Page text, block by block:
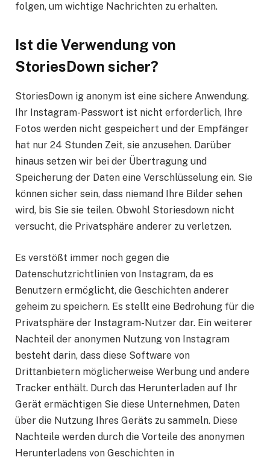
folgen, um wichtige Nachrichten zu erhalten.
Ist die Verwendung von
StoriesDown sicher?
StoriesDown ig anonym ist eine sichere Anwendung.
Ihr Instagram-Passwort ist nicht erforderlich, Ihre
Fotos werden nicht gespeichert und der Empfänger
hat nur 24 Stunden Zeit, sie anzusehen. Darüber
hinaus setzen wir bei der Übertragung und
Speicherung der Daten eine Verschlüsselung ein. Sie
können sicher sein, dass niemand Ihre Bilder sehen
wird, bis Sie sie teilen. Obwohl Storiesdown nicht
versucht, die Privatsphäre anderer zu verletzen.
Es verstößt immer noch gegen die
Datenschutzrichtlinien von Instagram, da es
Benutzern ermöglicht, die Geschichten anderer
geheim zu speichern. Es stellt eine Bedrohung für die
Privatsphäre der Instagram-Nutzer dar. Ein weiterer
Nachteil der anonymen Nutzung von Instagram
besteht darin, dass diese Software von
Drittanbietern möglicherweise Werbung und andere
Tracker enthält. Durch das Herunterladen auf Ihr
Gerät ermächtigen Sie diese Unternehmen, Daten
über die Nutzung Ihres Geräts zu sammeln. Diese
Nachteile werden durch die Vorteile des anonymen
Herunterladens von Geschichten in